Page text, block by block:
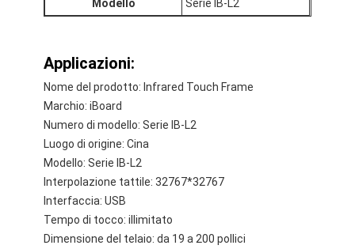
Modello Serie IB-L2
Applicazioni:
Nome del prodotto: Infrared Touch Frame
Marchio: iBoard
Numero di modello: Serie IB-L2
Luogo di origine: Cina
Modello: Serie IB-L2
Interpolazione tattile: 32767*32767
Interfaccia: USB
Tempo di tocco: illimitato
Dimensione del telaio: da 19 a 200 pollici